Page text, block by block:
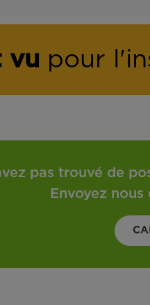
vu pour
pas trouvé de
Envoyez